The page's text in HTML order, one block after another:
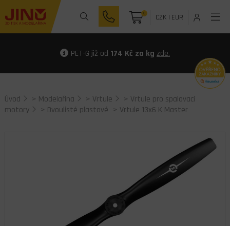
0 CZK| EUR
PET-G již od 174 Kč za kg zde.
Úvod > Modelařina > Vrtule > Vrtule pro spalovací
motory
> Dvoulisté plastové > Vrtule 13x6 K Master